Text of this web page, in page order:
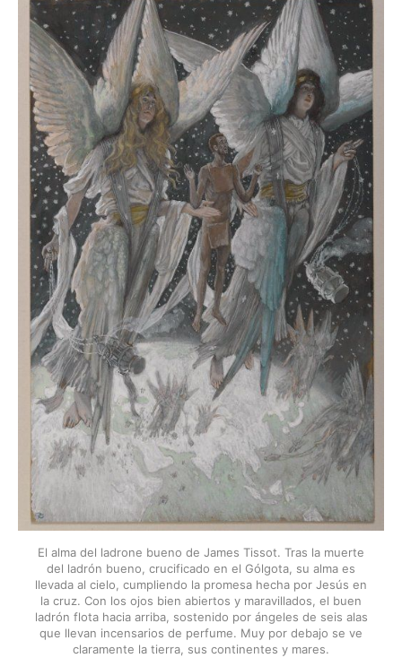
El alma del ladrone bueno de James Tissot. Tras la muerte
del ladrón bueno, crucificado en el Gólgota, su alma es
llevada al cielo, cumpliendo la promesa hecha por Jesús en
la cruz. Con los ojos bien abiertos y maravillados, el buen
ladrón flota hacia arriba, sostenido por ángeles de seis alas
que llevan incensarios de perfume. Muy por debajo se ve
claramente la tierra, sus continentes y mares.